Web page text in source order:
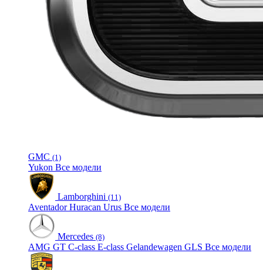
GMC (1)
Yukon Все модели
Lamborghini (11)
AventadorHuracan Urus Все модели
Mercedes (8)
AMG GT C-class E-class Gelandewagen GLS Все модели